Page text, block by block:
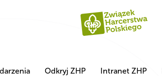
Odkryj ZHP Intranet ZHP